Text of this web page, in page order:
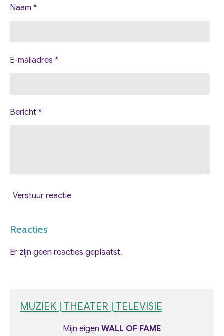
Naam *
E-mailadres *
Bericht *
Verstuur reactie
Reacties
Er zijn geen reacties geplaatst.
MUZIEK | THEATER | TELEVISIE
Mijn eigen WALL OF FAME